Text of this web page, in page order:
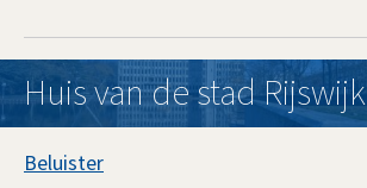
i
m
e
l
p
a
d
Huis van de stad Rijswijk
Beluister